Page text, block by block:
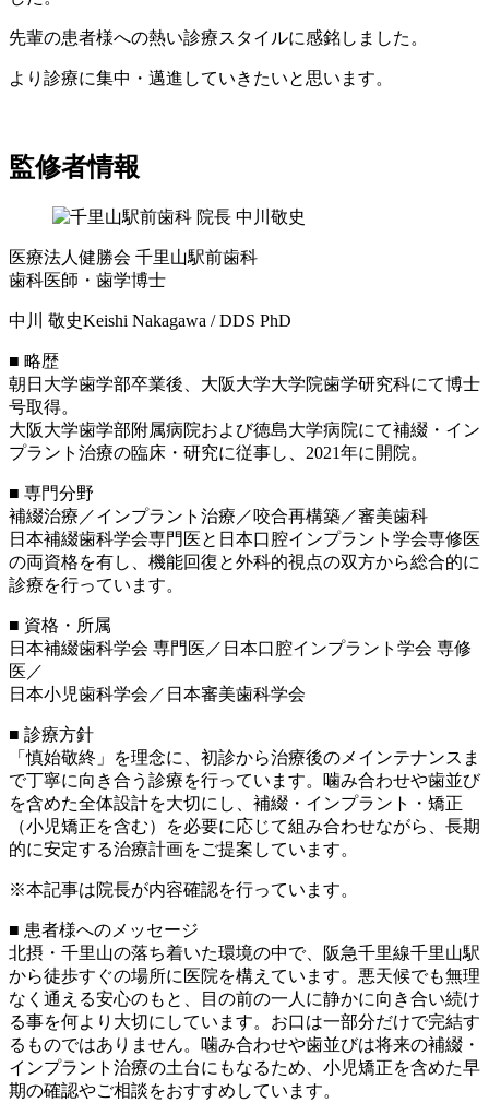
先輩の患者様への熱い診療スタイルに感銘しました。
より診療に集中・邁進していきたいと思います。
監修者情報
医療法人健勝会 千里山駅前歯科
歯科医師・歯学博士
中川 敬史Keishi Nakagawa / DDS PhD
■ 略歴
朝日大学歯学部卒業後、大阪大学大学院歯学研究科にて博士
号取得。
大阪大学歯学部附属病院および徳島大学病院にて補綴・イン
プラント治療の臨床・研究に従事し、2021年に開院。
■ 専門分野
補綴治療／インプラント治療／咬合再構築／審美歯科
日本補綴歯科学会専門医と日本口腔インプラント学会専修医
の両資格を有し、機能回復と外科的視点の双方から総合的に
診療を行っています。
■ 資格・所属
日本補綴歯科学会 専門医／日本口腔インプラント学会 専修
医／
日本小児歯科学会／日本審美歯科学会
■ 診療方針
「慎始敬終」を理念に、初診から治療後のメインテナンスま
で丁寧に向き合う診療を行っています。噛み合わせや歯並び
を含めた全体設計を大切にし、補綴・インプラント・矯正
（小児矯正を含む）を必要に応じて組み合わせながら、長期
的に安定する治療計画をご提案しています。
※本記事は院長が内容確認を行っています。
■ 患者様へのメッセージ
北摂・千里山の落ち着いた環境の中で、阪急千里線千里山駅
から徒歩すぐの場所に医院を構えています。悪天候でも無理
なく通える安心のもと、目の前の一人に静かに向き合い続け
る事を何より大切にしています。お口は一部分だけで完結す
るものではありません。噛み合わせや歯並びは将来の補綴・
インプラント治療の土台にもなるため、小児矯正を含めた早
期の確認やご相談をおすすめしています。